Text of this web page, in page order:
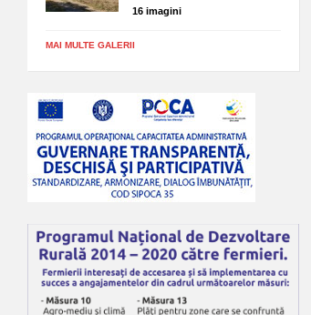
16 imagini
MAI MULTE GALERII